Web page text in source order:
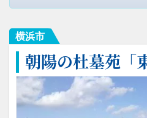
横浜市
朝陽の杜墓苑「